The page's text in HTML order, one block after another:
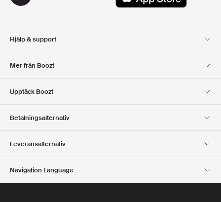
Hjälp & support
Mer från Boozt
Club Boozt
Upptäck Boozt
Press & utmärkelser
Betalningsalternativ
Leveransalternativ
Navigation Language